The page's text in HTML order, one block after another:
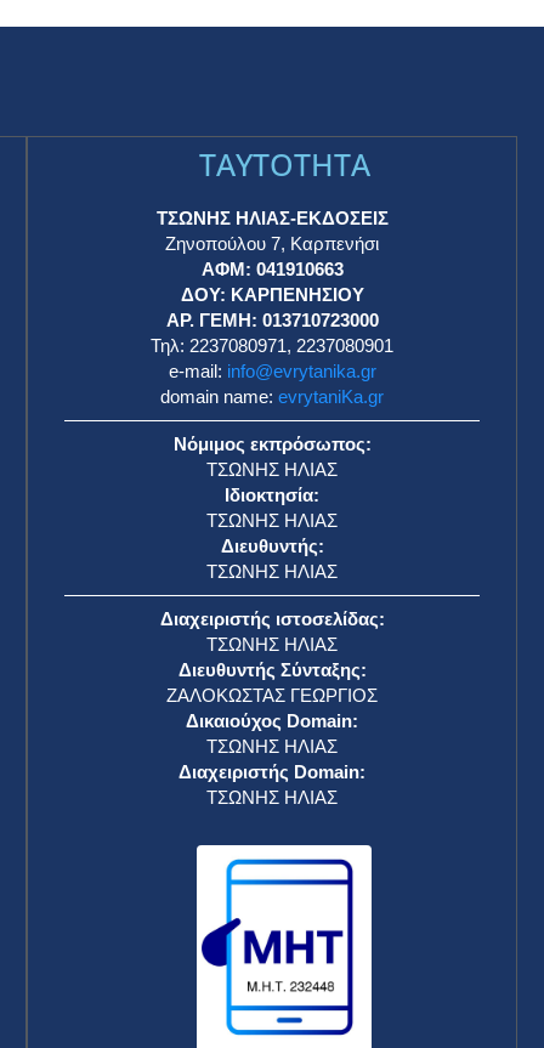
TAYTOTHTA
ΤΣΩΝΗΣ ΗΛΙΑΣ-ΕΚΔΟΣΕΙΣ
Ζηνοπούλου 7, Καρπενήσι
ΑΦΜ: 041910663
ΔΟΥ: ΚΑΡΠΕΝΗΣΙΟΥ
ΑΡ. ΓΕΜΗ: 013710723000
Τηλ: 2237080971, 2237080901
e-mail: info@evrytanika.gr
domain name: evrytaniKa.gr
Νόμιμος εκπρόσωπος:
ΤΣΩΝΗΣ ΗΛΙΑΣ
Ιδιοκτησία:
ΤΣΩΝΗΣ ΗΛΙΑΣ
Διευθυντής:
ΤΣΩΝΗΣ ΗΛΙΑΣ
Διαχειριστής ιστοσελίδας:
ΤΣΩΝΗΣ ΗΛΙΑΣ
Διευθυντής Σύνταξης:
ΖΑΛΟΚΩΣΤΑΣ ΓΕΩΡΓΙΟΣ
Δικαιούχος Domain:
ΤΣΩΝΗΣ ΗΛΙΑΣ
Διαχειριστής Domain:
ΤΣΩΝΗΣ ΗΛΙΑΣ